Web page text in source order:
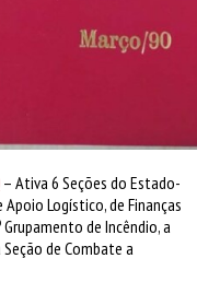
– Ativa 6 Seções do Estado-
Logístico, de Finanças
de Incêndio, a
de Combate a